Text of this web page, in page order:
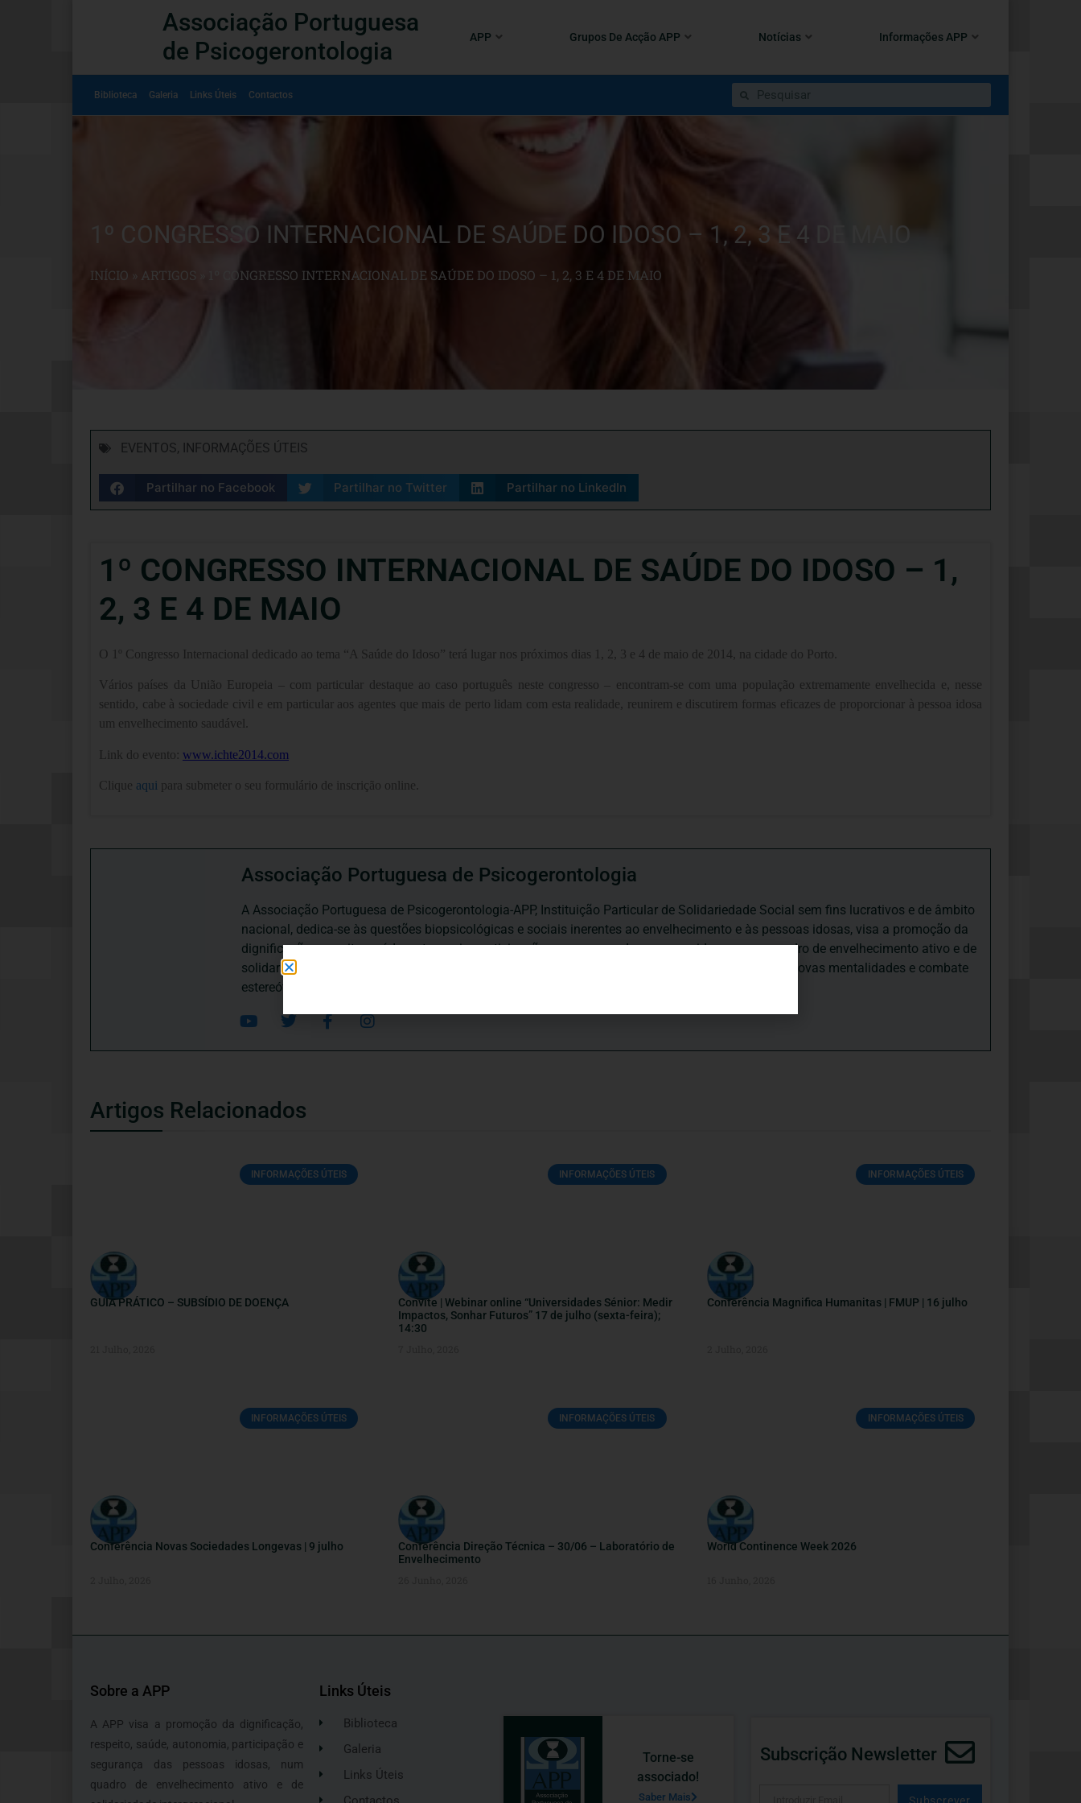
Associação Portuguesa
de Psicogerontologia
APP Grupos De Acção APP Notícias Informações APP
Biblioteca Galeria Links Úteis Contactos
1º CONGRESSO INTERNACIONAL DE SAÚDE DO IDOSO – 1, 2, 3 E 4 DE MAIO
INÍCIO » ARTIGOS 1º CONGRESSO INTERNACIONAL DE SAÚDE DO IDOSO – 1, 2, 3 E 4 DE MAIO
EVENTOS, INFORMAÇÕES ÚTEIS
Partilhar no Facebook Partilhar no Twitter Partilhar no LinkedIn
1º CONGRESSO INTERNACIONAL DE SAÚDE DO IDOSO – 1,
2, 3 E 4 DE MAIO
O 1º Congresso Internacional dedicado ao tema “A Saúde do Idoso” terá lugar nos próximos dias 1, 2, 3 e 4 de maio de 2014, na cidade do Porto.
Vários países da União Europeia – com particular destaque ao caso português neste congresso – encontram-se com uma população extremamente envelhecida e, nesse
sentido, cabe à sociedade civil e em particular aos agentes que mais de perto lidam com esta realidade, reunirem e discutirem formas eficazes de proporcionar à pessoa idosa
um envelhecimento saudável.
Link do evento: www.ichte2014.com
Clique aqui para submeter o seu formulário de inscrição online.
Associação Portuguesa de Psicogerontologia
A Associação Portuguesa de Psicogerontologia-APP, Instituição Particular de Solidariedade Social sem fins lucrativos e de âmbito
nacional, dedica-se às questões biopsicológicas e sociais inerentes ao envelhecimento e às pessoas idosas, visa a promoção da
dignificação, respeito, saúde, autonomia, participação e segurança das pessoas idosas, num quadro de envelhecimento ativo e de
solidariedade intergeracional, e de uma sociedade mais inclusiva para todas as idades, promove novas mentalidades e combate
estereótipos negativos relativamente à idade e ao envelhecimento.
Artigos Relacionados
INFORMAÇÕES ÚTEIS
GUIA PRÁTICO – SUBSÍDIO DE DOENÇA
INFORMAÇÕES ÚTEIS
Convite | Webinar online “Universidades Sénior: Medir
Impactos, Sonhar Futuros” 17 de julho (sexta-feira);
14:30
INFORMAÇÕES ÚTEIS
Conferência Magnifica Humanitas | FMUP | 16 julho
INFORMAÇÕES ÚTEIS
Conferência Novas Sociedades Longevas | 9 julho
INFORMAÇÕES ÚTEIS
Conferência Direção Técnica – 30/06 – Laboratório de
Envelhecimento
INFORMAÇÕES ÚTEIS
World Continence Week 2026
Sobre a APP
A APP visa a promoção da dignificação,
respeito, saúde, autonomia, participação e
segurança das pessoas idosas, num
quadro de envelhecimento ativo e de
Links Úteis
Biblioteca
Galeria
Links Úteis
Torne-se
associado!
Saber Mais
Subscrição Newsletter
Subscrever